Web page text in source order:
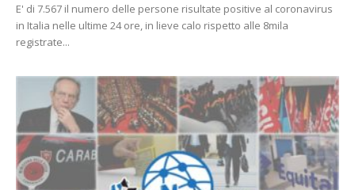
E' di 7.567 il numero delle persone risultate positive al coronavirus
in Italia nelle ultime 24 ore, in lieve calo rispetto alle 8mila
registrate...